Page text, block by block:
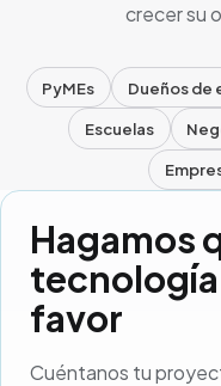
crecer su
PyMEs Dueños de
Escuelas
Hagamos
favor
Cuéntanos tu